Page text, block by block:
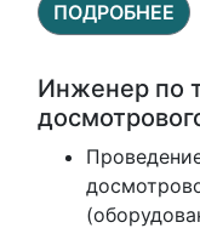
ПОДРОБНЕЕ
Инженер по